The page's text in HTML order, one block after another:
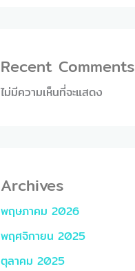
Recent Comments
ไม่มีความเห็นที่จะแสดง
Archives
พฤษภาคม 2026
พฤศจิกายน 2025
ตุลาคม 2025